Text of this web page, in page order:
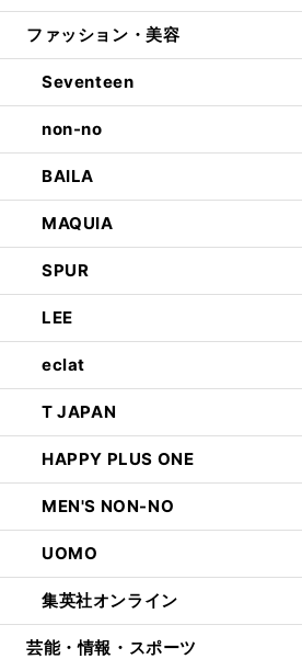
ファッション・美容
Seventeen
non-no
BAILA
MAQUIA
SPUR
LEE
eclat
T JAPAN
HAPPY PLUS ONE
MEN'S NON-NO
UOMO
集英社オンライン
芸能・情報・スポーツ